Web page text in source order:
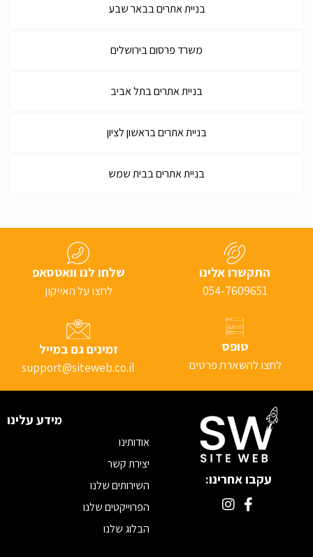
בניית אתרים בבאר שבע
משרד פרסום בירושלים
בניית אתרים בתל אביב
בניית אתרים בראשון לציון
בניית אתרים בבית שמש
התקשרו אלינו
054-7609651
שלחו לנו וואטסאפ
לחצו על האייקון
טופס
לחצו להשארת פרטים
זמינים גם במייל
support@siteweb.co.il
עקבו אחרינו:
מידע עלינו
אודותינו
יצירת קשר
השירותים שלנו
הפרוייקטים שלנו
הבלוג שלנו